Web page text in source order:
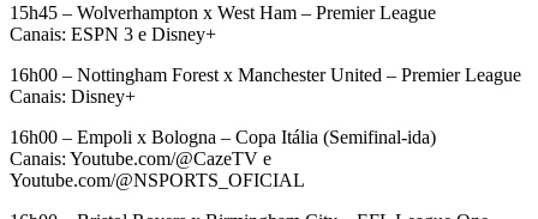
15h45 – Wolverhampton x West Ham – Premier League
Canais: ESPN 3 e Disney+
16h00 – Nottingham Forest x Manchester United – Premier League
Canais: Disney+
16h00 – Empoli x Bologna – Copa Itália (Semifinal-ida)
Canais: Youtube.com/@CazeTV e
Youtube.com/@NSPORTS_OFICIAL